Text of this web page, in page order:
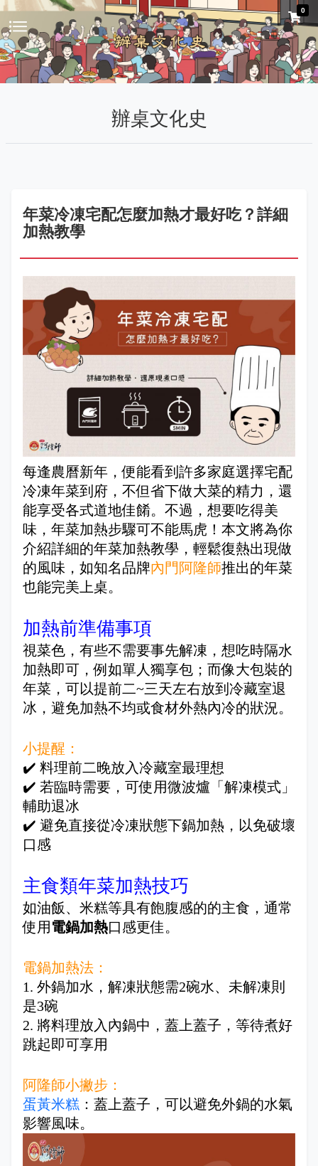
0
辦桌文化史
年菜冷凍宅配怎麼加熱才最好吃？詳細
加熱教學
每逢農曆新年，便能看到許多家庭選擇宅配
冷凍年菜到府，不但省下做大菜的精力，還
能享受各式道地佳餚。不過，想要吃得美
味，年菜加熱步驟可不能馬虎！本文將為你
介紹詳細的年菜加熱教學，輕鬆復熱出現做
的風味，如知名品牌內門阿隆師推出的年菜
也能完美上桌。
加熱前準備事項
視菜色，有些不需要事先解凍，想吃時隔水
加熱即可，例如單人獨享包；而像大包裝的
年菜，可以提前二~三天左右放到冷藏室退
冰，避免加熱不均或食材外熱內冷的狀況。
小提醒：
✔️ 料理前二晚放入冷藏室最理想
✔️ 若臨時需要，可使用微波爐「解凍模式」
輔助退冰
✔️ 避免直接從冷凍狀態下鍋加熱，以免破壞
口感
主食類年菜加熱技巧
如油飯、米糕等具有飽腹感的的主食，通常
使用 電鍋加熱口感更佳。
電鍋加熱法：
1. 外鍋加水，解凍狀態需2碗水、未解凍則
是3碗
2. 將料理放入內鍋中，蓋上蓋子，等待煮好
跳起即可享用
阿隆師小撇步：
蛋黃米糕 ：蓋上蓋子，可以避免外鍋的水氣
影響風味。